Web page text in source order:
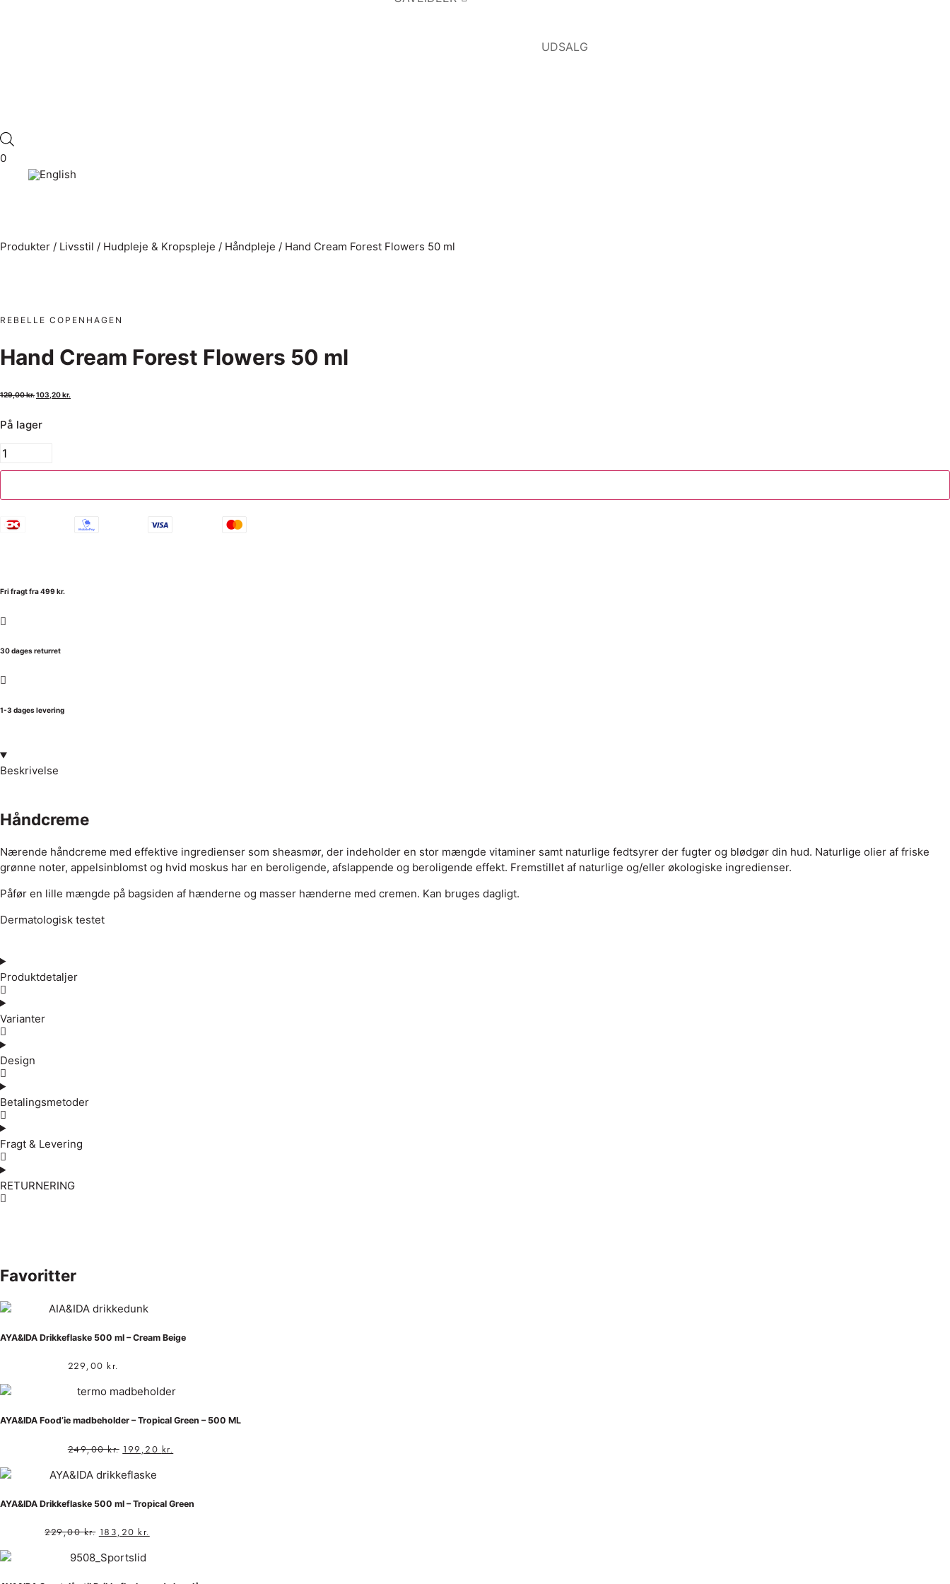
UDSALG
0
Produkter / Livsstil / Hudpleje & Kropspleje / Håndpleje / Hand Cream Forest Flowers 50 ml
REBELLE COPENHAGEN
Hand Cream Forest Flowers 50 ml
129,00kr.103,20kr.
På lager
Fri fragt fra 499 kr.
30 dages returret
1-3 dages levering
Beskrivelse
Håndcreme
Nærende håndcreme med effektive ingredienser som sheasmør, der indeholder en stor mængde vitaminer samt naturlige fedtsyrer der fugter og blødgør din hud. Naturlige olier af friske
grønne noter, appelsinblomst og hvid moskus har en beroligende, afslappende og beroligende effekt. Fremstillet af naturlige og/eller økologiske ingredienser.
Påfør en lille mængde på bagsiden af hænderne og masser hænderne med cremen. Kan bruges dagligt.
Dermatologisk testet
Produktdetaljer
Varianter
Design
Betalingsmetoder
Fragt & Levering
RETURNERING
Favoritter
AYA&IDA Drikkeflaske 500 ml – Cream Beige
229,00 kr.
AYA&IDA Food’ie madbeholder – Tropical Green – 500 ML
249,00kr. 199,20 kr.
AYA&IDA Drikkeflaske 500 ml – Tropical Green
229,00kr. 183,20 kr.